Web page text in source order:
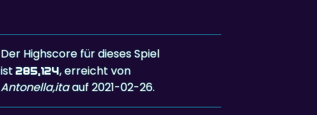
Der Highscore für dieses Spiel
ist285,124, erreicht von
Antonella,itaauf 2021-02-26.